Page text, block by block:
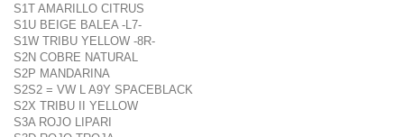
S1T AMARILLO CITRUS
S1U BEIGE BALEA -L7-
S1W TRIBU YELLOW -8R-
S2N COBRE NATURAL
S2P MANDARINA
S2S2 = VW L A9Y SPACEBLACK
S2X TRIBU II YELLOW
S3A ROJO LIPARI